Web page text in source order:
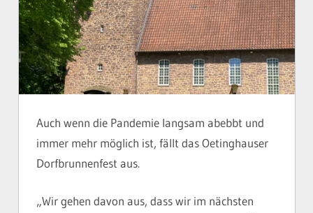
Auch wenn die Pandemie langsam abebbt und
immer mehr möglich ist, fällt das Oetinghauser
Dorfbrunnenfest aus.
„Wir gehen davon aus, dass wir im nächsten